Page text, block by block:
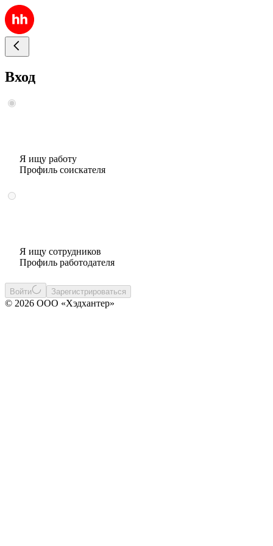
Вход
Я ищу работу
Профиль соискателя
Я ищу сотрудников
Профиль работодателя
Войти Зарегистрироваться
© 2026 ООО «Хэдхантер»